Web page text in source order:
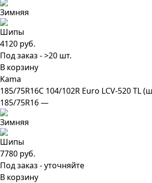
4120 руб.
Под заказ - >20 шт.
В корзину
Kama
185/75R16C 104/102R Euro LCV-520 TL
185/75R16 —
7780 руб.
Под заказ - уточняйте
В корзину